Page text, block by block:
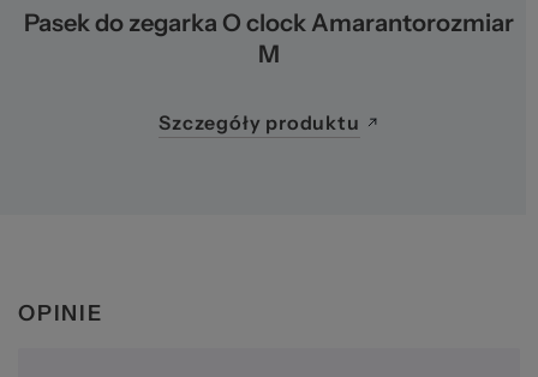
Pasek do zegarka O clock Amarantorozmiar
M
Szczegóły produktu
OPINIE